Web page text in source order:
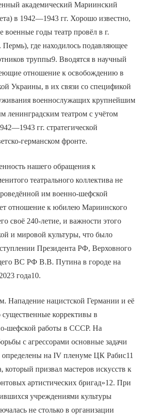
академический Мариинский
в 1942—1943 гг. Хорошо известно,
военные годы театр провёл в г.
где находилось подавляющее
труппы9. Вводятся в научный
отношение к освобождению в
Украины, в их связи со спецификой
военнослужащих крупнейшим
ленинградским театром с учётом
гг. стратегической
германском фронте.
нашего обращения к
театрального коллектива не
им военно-шефской
отношение к юбилею Мариинского
своё 240-летие, и важности этого
и мировой культуры, что было
Президента РФ, Верховного
ВС РФ В.В. Путина в городе на
года10.
Нападение нацистской Германии и её
коррективы в
шефской работы в СССР. На
с агрессорами основные задачи
на IV пленуме ЦК Рабис11
который призвал мастеров искусств к
артистических бригад»12. При
учреждениями культуры
не столько в организации